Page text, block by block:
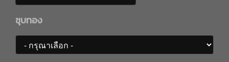
ชุบทอง